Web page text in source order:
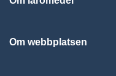
Om webbplatsen